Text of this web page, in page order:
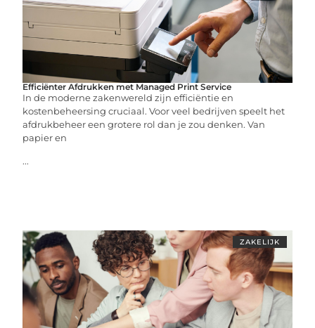
Efficiënter Afdrukken met Managed Print Service
In de moderne zakenwereld zijn efficiëntie en
kostenbeheersing cruciaal. Voor veel bedrijven speelt het
afdrukbeheer een grotere rol dan je zou denken. Van
papier en
...
ZAKELIJK